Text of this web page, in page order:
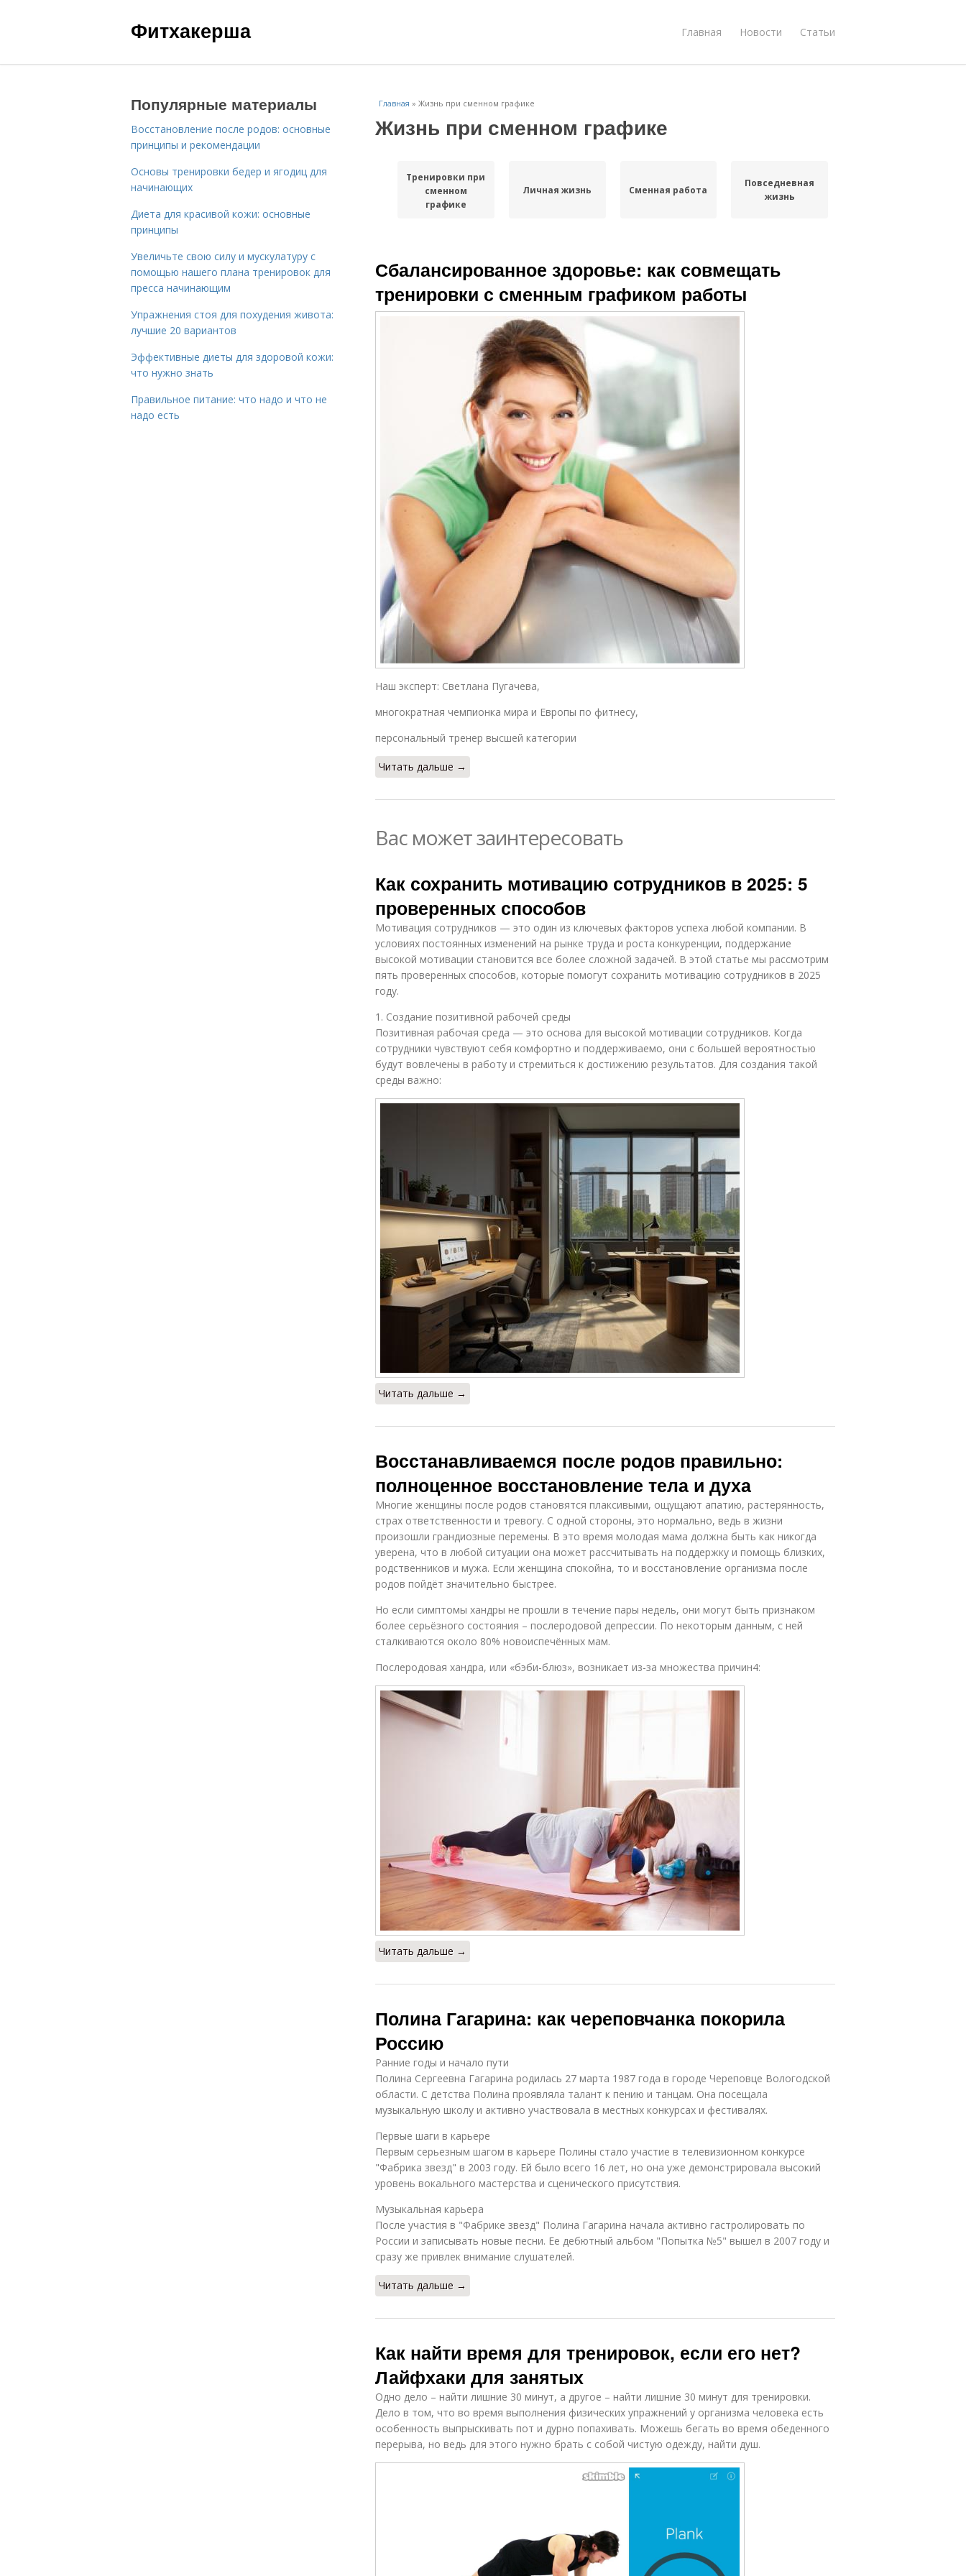
Фитхакерша Главная Новости Статьи
Главная » Жизнь при сменном графике
Жизнь при сменном графике
Тренировки при
сменном
графике
Личная жизнь Сменная работа
Повседневная
жизнь
Сбалансированное здоровье: как совмещать
тренировки с сменным графиком работы
Наш эксперт: Cветлана Пугачева,
многократная чемпионка мира и Европы по фитнесу,
персональный тренер высшей категории
Читать дальше →
Вас может заинтересовать
Как сохранить мотивацию сотрудников в 2025: 5
проверенных способов
Мотивация сотрудников — это один из ключевых факторов успеха любой компании. В
условиях постоянных изменений на рынке труда и роста конкуренции, поддержание
высокой мотивации становится все более сложной задачей. В этой статье мы рассмотрим
пять проверенных способов, которые помогут сохранить мотивацию сотрудников в 2025
году.
1. Создание позитивной рабочей среды
Позитивная рабочая среда — это основа для высокой мотивации сотрудников. Когда
сотрудники чувствуют себя комфортно и поддерживаемо, они с большей вероятностью
будут вовлечены в работу и стремиться к достижению результатов. Для создания такой
среды важно:
Читать дальше →
Восстанавливаемся после родов правильно:
полноценное восстановление тела и духа
Многие женщины после родов становятся плаксивыми, ощущают апатию, растерянность,
страх ответственности и тревогу. С одной стороны, это нормально, ведь в жизни
произошли грандиозные перемены. В это время молодая мама должна быть как никогда
уверена, что в любой ситуации она может рассчитывать на поддержку и помощь близких,
родственников и мужа. Если женщина спокойна, то и восстановление организма после
родов пойдёт значительно быстрее.
Но если симптомы хандры не прошли в течение пары недель, они могут быть признаком
более серьёзного состояния – послеродовой депрессии. По некоторым данным, с ней
сталкиваются около 80% новоиспечённых мам.
Послеродовая хандра, или «бэби-блюз», возникает из-за множества причин4:
Читать дальше →
Полина Гагарина: как череповчанка покорила
Россию
Ранние годы и начало пути
Полина Сергеевна Гагарина родилась 27 марта 1987 года в городе Череповце Вологодской
области. С детства Полина проявляла талант к пению и танцам. Она посещала
музыкальную школу и активно участвовала в местных конкурсах и фестивалях.
Первые шаги в карьере
Первым серьезным шагом в карьере Полины стало участие в телевизионном конкурсе
"Фабрика звезд" в 2003 году. Ей было всего 16 лет, но она уже демонстрировала высокий
уровень вокального мастерства и сценического присутствия.
Музыкальная карьера
После участия в "Фабрике звезд" Полина Гагарина начала активно гастролировать по
России и записывать новые песни. Ее дебютный альбом "Попытка №5" вышел в 2007 году и
сразу же привлек внимание слушателей.
Читать дальше →
Как найти время для тренировок, если его нет?
Лайфхаки для занятых
Одно дело – найти лишние 30 минут, а другое – найти лишние 30 минут для тренировки.
Дело в том, что во время выполнения физических упражнений у организма человека есть
особенность выпрыскивать пот и дурно попахивать. Можешь бегать во время обеденного
перерыва, но ведь для этого нужно брать с собой чистую одежду, найти душ.
Популярные материалы
Восстановление после родов: основные
принципы и рекомендации
Основы тренировки бедер и ягодиц для
начинающих
Диета для красивой кожи: основные
принципы
Увеличьте свою силу и мускулатуру с
помощью нашего плана тренировок для
пресса начинающим
Упражнения стоя для похудения живота:
лучшие 20 вариантов
Эффективные диеты для здоровой кожи:
что нужно знать
Правильное питание: что надо и что не
надо есть